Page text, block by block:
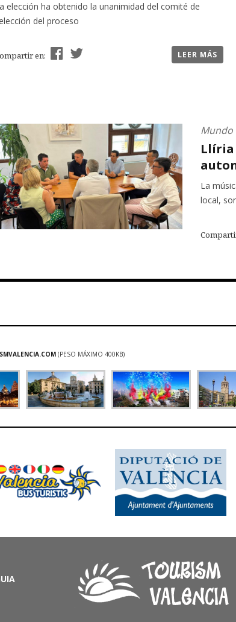
elección ha obtenido la unanimidad del comité de
del proceso
en: LEER MÁS
Mundo
Llíria
La
local,
(PESO MÁXIMO 400KB)